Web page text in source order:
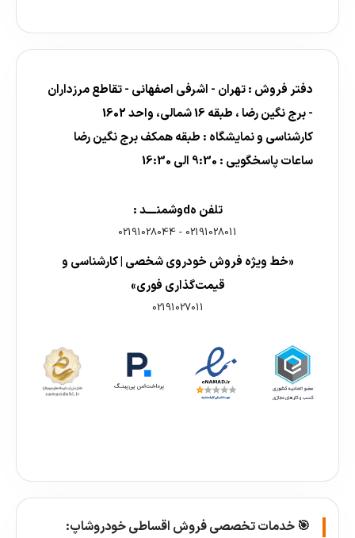
دفتر فروش : تهران - اشرفی اصفهانی - تقاطع مرزداران
- برج نگین رضا ، طبقه 16 شمالی، واحد 1602
کارشناسی و نمایشگاه : طبقه همکف برج نگین رضا
ساعات پاسخگویی : 9:30 الی 16:30
تلفن هdوشمنــــد :
02191028011
-
02191028044
«خط ویژه فروش خودروی شخصی | کارشناسی و
قیمت‌گذاری فوری»
02191027011
🎯 خدمات تخصصی فروش اقساطی خودروشاپ: